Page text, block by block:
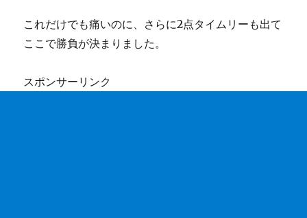
これだけでも痛いのに、さらに2点タイムリーも出て
ここで勝負が決まりました。
スポンサーリンク